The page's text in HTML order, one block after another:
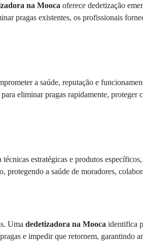
na Mooca oferece dedetização
pragas existentes, os profissionais
a saúde, reputação e
eliminar pragas rapidamente, proteger
técnicas estratégicas e produtos
protegendo a saúde de moradores,
Uma dedetizadora na Mooca identifica
e impedir que retornem, garantindo